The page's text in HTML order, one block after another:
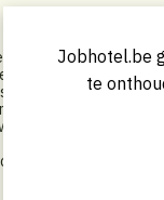
mensen van
aanwezig en help je
de zaalzetting.
de algemene
van de klant.
waartussen
Jobhotel.be
te